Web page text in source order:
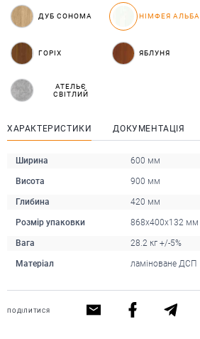
ДУБ СОНОМА НІМФЕЯ АЛЬБА
ГОРІХ ЯБЛУНЯ
АТЕЛЬЄ
СВІТЛИЙ
ХАРАКТЕРИСТИКИ ДОКУМЕНТАЦІЯ
Ширина 600 мм
Висота 900 мм
Глибина 420 мм
Розмір упаковки 868х400х132 мм
Вага 28.2 кг +/-5%
Матеріал ламіноване ДСП
ПОДІЛИТИСЯ